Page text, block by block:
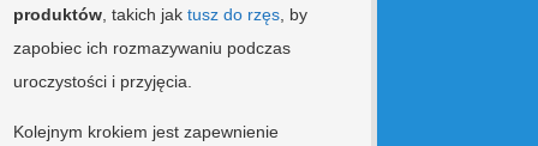
produktów , takich jaktusz do rzęs , by
zapobiec ich rozmazywaniu podczas
uroczystości i przyjęcia.
Kolejnym krokiem jest zapewnienie